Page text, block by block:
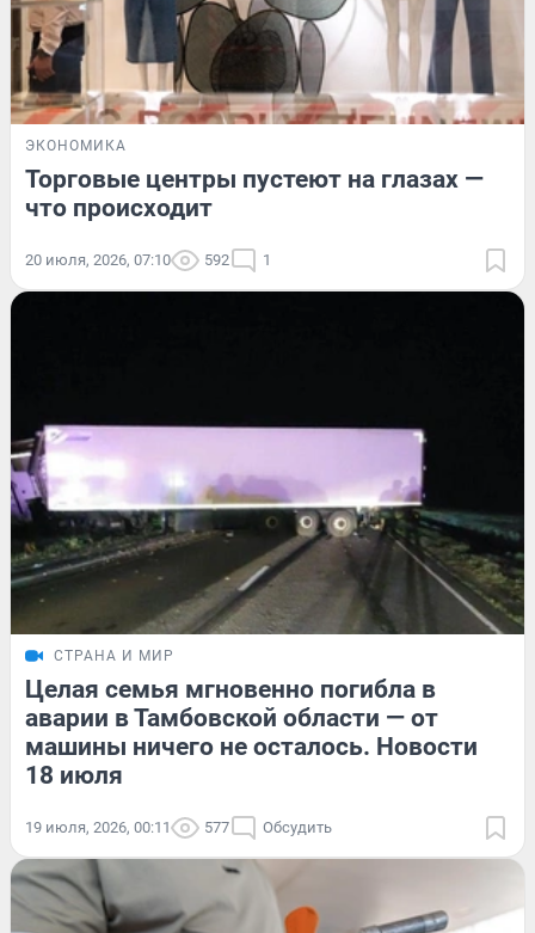
ЭКОНОМИКА
Торговые центры пустеют на глазах —
что происходит
20 июля, 2026, 07:10 592 1
СТРАНА И МИР
Целая семья мгновенно погибла в
аварии в Тамбовской области — от
машины ничего не осталось. Новости
18 июля
19 июля, 2026, 00:11 577 Обсудить